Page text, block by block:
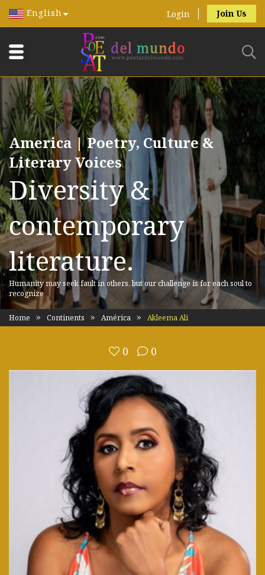
English Login Join Us
America | Poetry, Culture &
Literary Voices
Diversity &
contemporary
literature.
Humanity may seek fault in others, but our challenge is for each soul to
recognize
Home Continents América Akleema Ali
0 0